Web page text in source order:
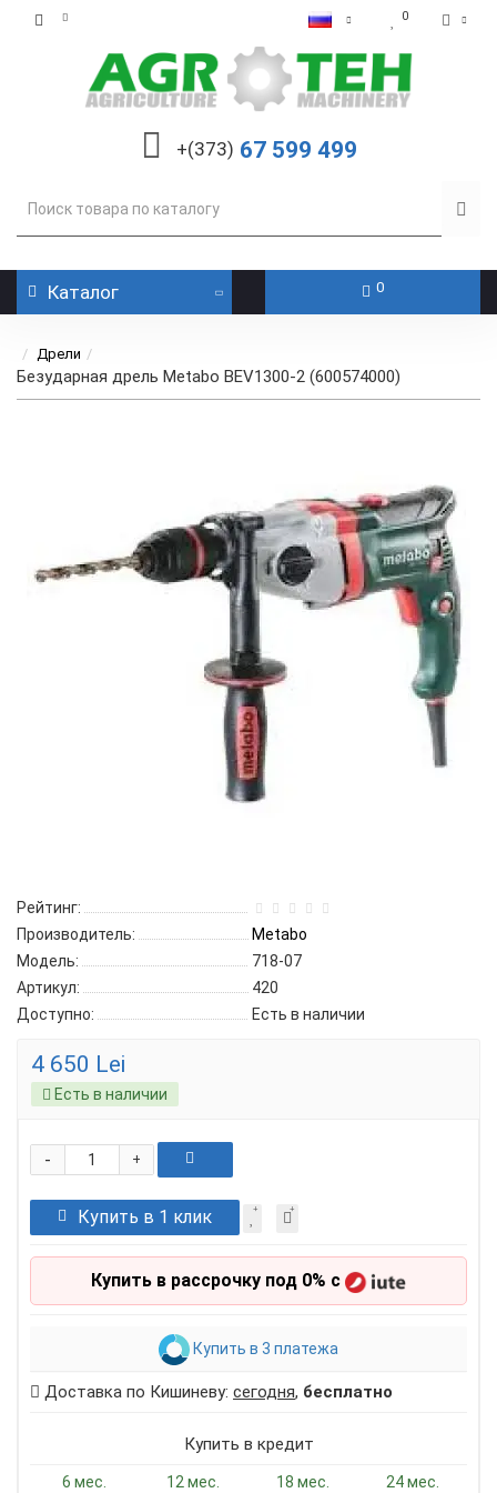
0
+(373) 67 599 499
Каталог 0
Дрели
Безударная дрель Metabo BEV1300-2 (600574000)
Рейтинг:
Производитель:
Metabo
Модель:
718-07
Артикул:
420
Доступно:
Есть в наличии
4 650 Lei
Есть в наличии
+
-
Купить в 1 клик
Купить в рассрочку под 0% с
Купить в 3 платежа
Доставка по Кишиневу: сегодня, бесплатно
Купить в кредит
6 мес. 12 мес. 18 мес. 24 мес.